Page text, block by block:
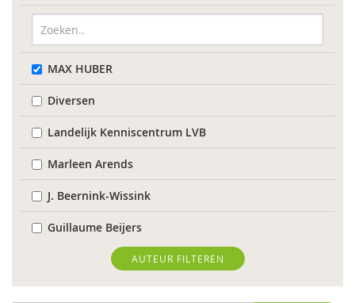
MAX HUBER
Diversen
Landelijk Kenniscentrum LVB
Marleen Arends
J. Beernink-Wissink
Guillaume Beijers
Femke Berends
Ingeborg Berger
AUTEUR FILTEREN